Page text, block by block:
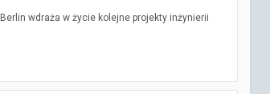
wdraża w życie kolejne projekty inżynierii